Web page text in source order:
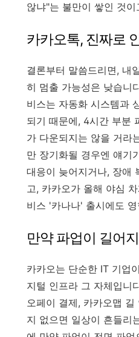
않냐"는 불만이 쌓인 것이
카카오톡, 진짜로
결론부터 말씀드리면, 내
히 멈출 가능성은 낮습니
비스는 자동화 시스템과
되기 때문에, 4시간 부분
가 다운되지는 않을 거라
만 장기화될 경우엔 얘기
대응이 늦어지거나, 장애
고, 카카오가 올해 야심
비스 '카나나' 출시에도
만약 파업이 길어
카카오는 단순한 IT 기업
지털 인프라 그 자체입니
오페이 결제, 카카오맵
지 없으면 일상이 흔들리